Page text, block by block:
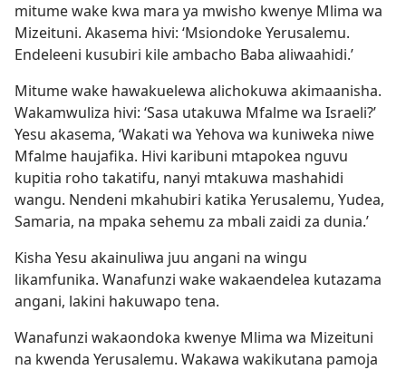
mitume wake kwa mara ya mwisho kwenye Mlima wa
Mizeituni. Akasema hivi: ‘Msiondoke Yerusalemu.
Endeleeni kusubiri kile ambacho Baba aliwaahidi.’
Mitume wake hawakuelewa alichokuwa akimaanisha.
Wakamwuliza hivi: ‘Sasa utakuwa Mfalme wa Israeli?’
Yesu akasema, ‘Wakati wa Yehova wa kuniweka niwe
Mfalme haujafika. Hivi karibuni mtapokea nguvu
kupitia roho takatifu, nanyi mtakuwa mashahidi
wangu. Nendeni mkahubiri katika Yerusalemu, Yudea,
Samaria, na mpaka sehemu za mbali zaidi za dunia.’
Kisha Yesu akainuliwa juu angani na wingu
likamfunika. Wanafunzi wake wakaendelea kutazama
angani, lakini hakuwapo tena.
Wanafunzi wakaondoka kwenye Mlima wa Mizeituni
na kwenda Yerusalemu. Wakawa wakikutana pamoja